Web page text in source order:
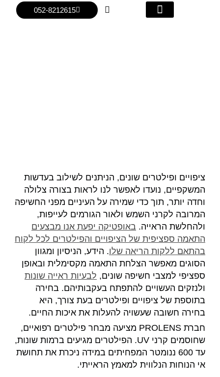
052-8212615
ציפויים ופילטרים שונים, הניתנים לשילוב בעדשות
המשקפיים, נועדו לאפשר לנו לראות בצורה צלולה
וחדה יותר, תוך כדי שמירה על העיניים מפני החשיפה
המרובה לקרני השמש ולאור הגורמים לעייפות,
ולהחלשת הראייה. באופטיקה יפעת אנו מבצעים
התאמה ספציפית של הציפויים והפילטרים לכל לקוח
בהתאם ללקות הריאה שלו. הידע, הניסיון ומגוון
הסוגים מאפשר הצלחת התאמה מקסימלית ובאופן
ספציפי למצבי חשיפה שונים, לבעיות ראייה שונות
ולנזקים העשויים להתפתח בעקבותיהם. בחירה
בתוספת של ציפויים ופילטרים בעת צורך, היא
בחירה חשובה שעשויה להעלות את איכות החיים.
חברת PROLENS מציעה מבחר פילטרים רפואיים,
שחוסמים קרני UV. הפילטרים מגיעים ברמות שונות,
עד 600 ננומטר המפחיתים במידה ניכרת את תחושת
אי הנוחות הנלווית למאמץ הראייתי.